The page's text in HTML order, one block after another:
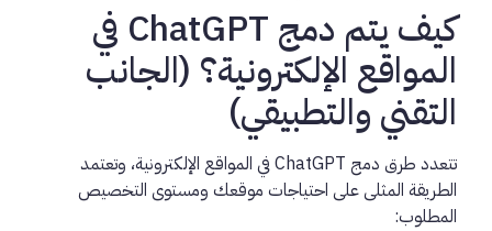
كيف يتم دمج ChatGPT في
المواقع الإلكترونية؟ (الجانب
التقني والتطبيقي)
تتعدد طرق دمج ChatGPT في المواقع الإلكترونية
، وتعتمد
الطريقة المثلى على احتياجات موقعك ومستوى التخصيص
المطلوب: